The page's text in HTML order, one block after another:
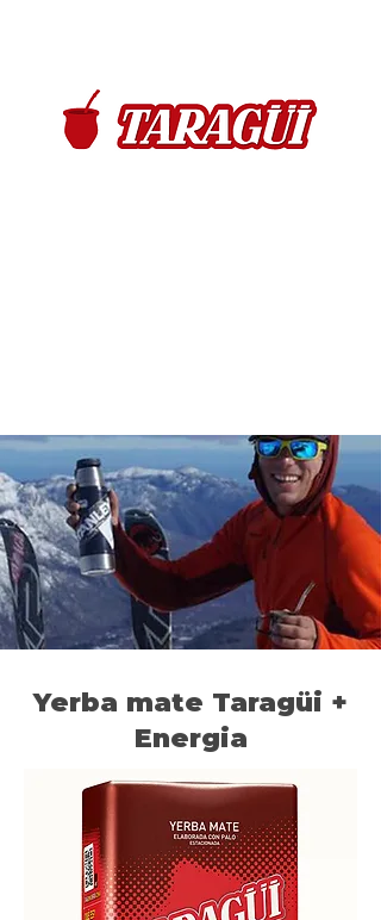
Yerba mate Taragüi +
Energia